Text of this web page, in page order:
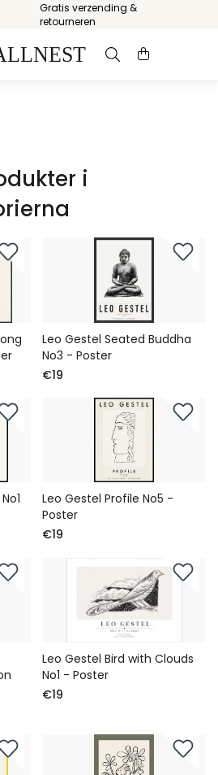
Gratis verzending &
retourneren
i
Leo Gestel Seated Buddha
No3 - Poster
€19
Leo Gestel Profile No5 -
Poster
€19
Leo Gestel Bird with Clouds
No1 - Poster
€19